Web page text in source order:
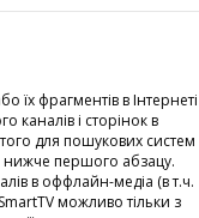
їх фрагментів в Інтернеті
каналів і сторінок в
для пошукових систем
нижче першого абзацу.
в оффлайн-медіа (в т.ч.
можливо тільки з